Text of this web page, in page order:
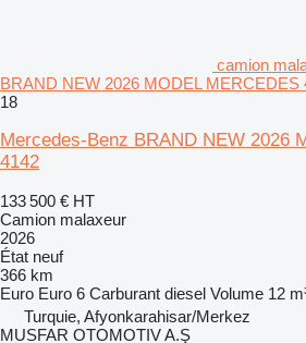
camion
BRAND NEW 2026 MODEL MERCEDES
18
Mercedes-Benz BRAND NEW 2026
4142
133 500 € HT
Camion malaxeur
2026
État neuf
366 km
Euro Euro 6 Carburant diesel Volume 12
Turquie, Afyonkarahisar/Merkez
MUSFAR OTOMOTIV A.Ş